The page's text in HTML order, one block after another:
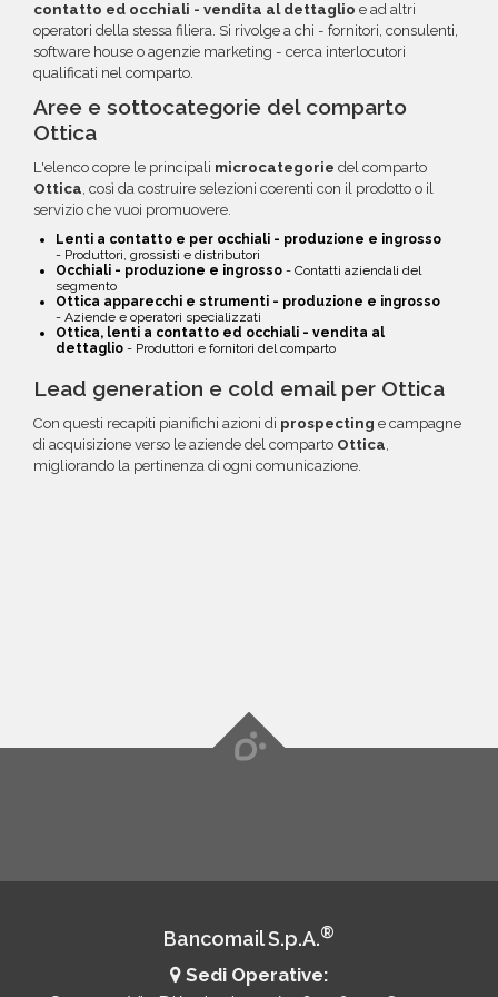
contatto ed occhiali - vendita al dettaglio e ad altri
operatori della stessa filiera. Si rivolge a chi - fornitori, consulenti,
software house o agenzie marketing - cerca interlocutori
qualificati nel comparto.
Aree e sottocategorie del comparto
Ottica
L'elenco copre le principali microcategorie del comparto
Ottica , così da costruire selezioni coerenti con il prodotto o il
servizio che vuoi promuovere.
Lenti a contatto e per occhiali - produzione e ingrosso
- Produttori, grossisti e distributori
Occhiali - produzione e ingrosso - Contatti aziendali del
segmento
Ottica apparecchi e strumenti - produzione e ingrosso
- Aziende e operatori specializzati
Ottica, lenti a contatto ed occhiali - vendita al
dettaglio - Produttori e fornitori del comparto
Lead generation e cold email per Ottica
Con questi recapiti pianifichi azioni di prospecting e campagne
di acquisizione verso le aziende del comparto Ottica,
migliorando la pertinenza di ogni comunicazione.
Bancomail S.p.A.®
Sedi Operative: